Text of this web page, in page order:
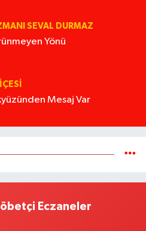
SEVAL DURMAZ
Yönü
Mesaj Var
Eczaneler